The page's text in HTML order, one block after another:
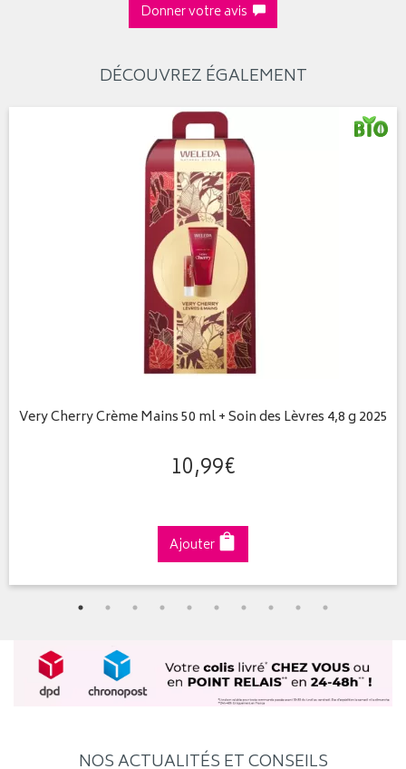
Donner votre avis
DÉCOUVREZ ÉGALEMENT
Very Cherry Crème Mains 50 ml + Soin des Lèvres 4,8 g 2025
10,99€
Ajouter
NOS ACTUALITÉS ET CONSEILS